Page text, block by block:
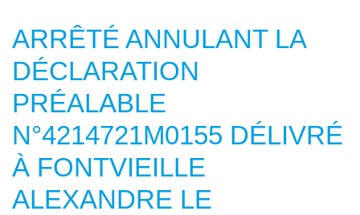
ARRÊTÉ ANNULANT LA
DÉCLARATION
PRÉALABLE
N°4214721M0155 DÉLIVRÉ
À FONTVIEILLE
ALEXANDRE LE